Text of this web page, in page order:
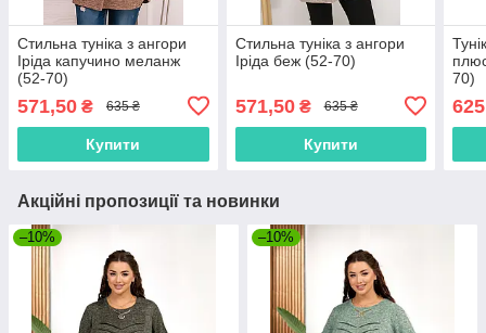
Стильна туніка з ангори
Іріда капучино меланж
(52-70)
571,50 ₴ 635 ₴
Купити
Стильна туніка з ангори
Іріда беж (52-70)
571,50₴ 635 ₴
Купити
70)
Акційні пропозиції та новинки
–10% –10%